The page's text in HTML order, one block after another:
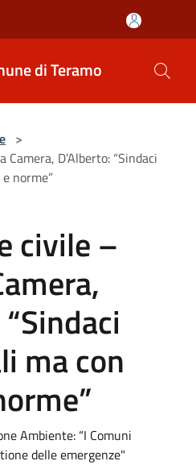
di Teramo
>
D’Alberto: “Sindaci
norme”
civile –
ma con
Ambiente: “I Comuni
delle emergenze"